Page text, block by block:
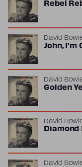
Rebel
David
John, I'm
David
Golden
David
Diamond
David